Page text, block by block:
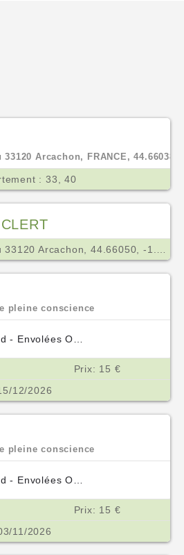
Arcachon, FRANCE, 44.66038,
: 33, 40
pleine conscience
Prix: 15 €
12/2026
pleine conscience
Prix: 15 €
11/2026